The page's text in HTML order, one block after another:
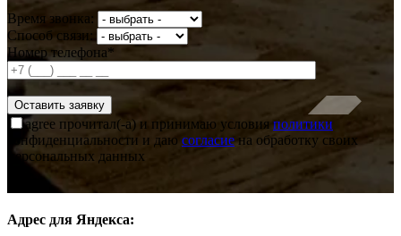
Время звонка:
Способ связи:
Номер телефона*
agree прочитал(-а) и принимаю условия политики
конфиденциальности и даю согласиена обработку своих
персональных данных
Адрес для Яндекса: